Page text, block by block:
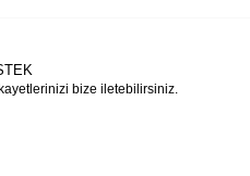
bize iletebilirsiniz.